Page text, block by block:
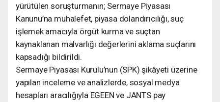
yürütülen soruşturmanın; Sermaye Piyasası
Kanunu’na muhalefet, piyasa dolandırıcılığı, suç
işlemek amacıyla örgüt kurma ve suçtan
kaynaklanan malvarlığı değerlerini aklama suçlarını
kapsadığı bildirildi.
Sermaye Piyasası Kurulu’nun (SPK) şikâyeti üzerine
yapılan inceleme ve analizlerde, sosyal medya
hesapları aracılığıyla EGEEN ve JANTS pay